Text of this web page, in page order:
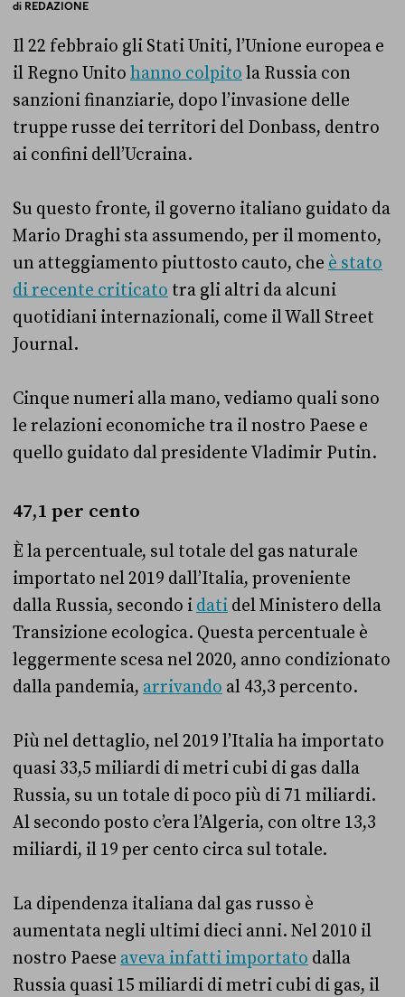
di REDAZIONE
Il 22 febbraio gli Stati Uniti, l’Unione europea e
il Regno Unito hanno colpito la Russia con
sanzioni finanziarie, dopo l’invasione delle
truppe russe dei territori del Donbass, dentro
ai confini dell’Ucraina.
Su questo fronte, il governo italiano guidato da
Mario Draghi sta assumendo, per il momento,
un atteggiamento piuttosto cauto, che è stato
di recente criticato tra gli altri da alcuni
quotidiani internazionali, come il Wall Street
Journal.
Cinque numeri alla mano, vediamo quali sono
le relazioni economiche tra il nostro Paese e
quello guidato dal presidente Vladimir Putin.
47,1 per cento
È la percentuale, sul totale del gas naturale
importato nel 2019 dall’Italia, proveniente
dalla Russia, secondo i dati del Ministero della
Transizione ecologica. Questa percentuale è
leggermente scesa nel 2020, anno condizionato
dalla pandemia, arrivando al 43,3 percento.
Più nel dettaglio, nel 2019 l’Italia ha importato
quasi 33,5 miliardi di metri cubi di gas dalla
Russia, su un totale di poco più di 71 miliardi.
Al secondo posto c’era l’Algeria, con oltre 13,3
miliardi, il 19 per cento circa sul totale.
La dipendenza italiana dal gas russo è
aumentata negli ultimi dieci anni. Nel 2010 il
nostro Paese aveva infatti importato dalla
Russia quasi 15 miliardi di metri cubi di gas, il